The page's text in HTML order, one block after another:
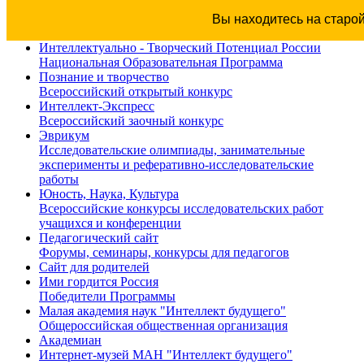
Вы находитесь на
Интеллектуально - Творческий Потенциал России
Национальная Образовательная Программа
Познание и творчество
Всероссийский открытый конкурс
Интеллект-Экспресс
Всероссийский заочный конкурс
Эврикум
Исследовательские олимпиады, занимательные
эксперименты и реферативно-исследовательские
работы
Юность, Наука, Культура
Всероссийские конкурсы исследовательских работ
учащихся и конференции
Педагогический сайт
Форумы, семинары, конкурсы для педагогов
Сайт для родителей
Ими гордится Россия
Победители Программы
Малая академия наук "Интеллект будущего"
Общероссийская общественная организация
Академиан
Интернет-музей МАН "Интеллект будущего"